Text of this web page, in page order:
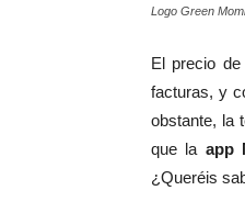
Logo Green
El precio de
facturas, y
obstante, la
que la app
¿Queréis